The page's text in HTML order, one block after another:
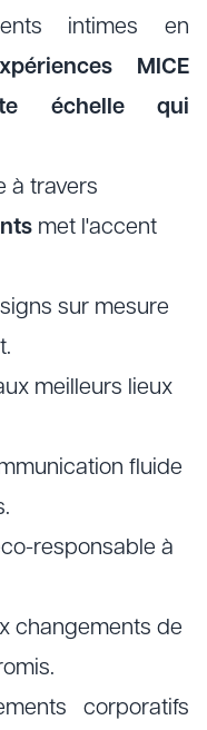
intimes en
MICE
échelle qui
à travers
met l'accent
sur mesure
meilleurs lieux
fluide
responsable à
changements de
corporatifs